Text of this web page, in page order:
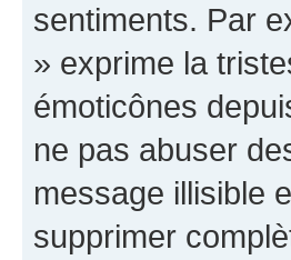
sentiments. Par
» exprime la
émoticônes
ne pas abuser
message illisible
supprimer